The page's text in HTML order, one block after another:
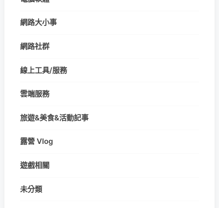
網路大小事
網路社群
線上工具/服務
雲端服務
旅遊&美食&活動記事
露營 Vlog
遊戲相關
未分類